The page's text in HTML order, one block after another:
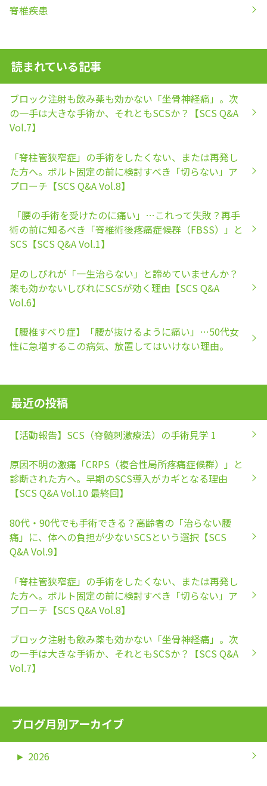
脊椎疾患
読まれている記事
ブロック注射も飲み薬も効かない「坐骨神経痛」。次
の一手は大きな手術か、それともSCSか？【SCS Q&A
Vol.7】
「脊柱管狭窄症」の手術をしたくない、または再発し
た方へ。ボルト固定の前に検討すべき「切らない」ア
プローチ【SCS Q&A Vol.8】
「腰の手術を受けたのに痛い」…これって失敗？再手
術の前に知るべき「脊椎術後疼痛症候群（FBSS）」と
SCS【SCS Q&A Vol.1】
足のしびれが「一生治らない」と諦めていませんか？
薬も効かないしびれにSCSが効く理由【SCS Q&A
Vol.6】
【腰椎すべり症】「腰が抜けるように痛い」…50代女
性に急増するこの病気、放置してはいけない理由。
最近の投稿
【活動報告】SCS（脊髄刺激療法）の手術見学 1
原因不明の激痛「CRPS（複合性局所疼痛症候群）」と
診断された方へ。早期のSCS導入がカギとなる理由
【SCS Q&A Vol.10 最終回】
80代・90代でも手術できる？高齢者の「治らない腰
痛」に、体への負担が少ないSCSという選択【SCS
Q&A Vol.9】
「脊柱管狭窄症」の手術をしたくない、または再発し
た方へ。ボルト固定の前に検討すべき「切らない」ア
プローチ【SCS Q&A Vol.8】
ブロック注射も飲み薬も効かない「坐骨神経痛」。次
の一手は大きな手術か、それともSCSか？【SCS Q&A
Vol.7】
ブログ月別アーカイブ
► 2026